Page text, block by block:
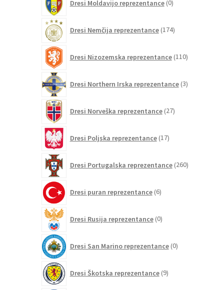
Dresi Moldavijo reprezentance 0izdelkov
Dresi Nemčija reprezentance 174izdelkov
Dresi Nizozemska reprezentance 110izdelkov
Dresi Northern Irska reprezentance 3izdelki
Dresi Norveška reprezentance 27izdelkov
Dresi Poljska reprezentance 17izdelkov
Dresi Portugalska reprezentance 260izdelkov
Dresi puran reprezentance 6izdelkov
Dresi Rusija reprezentance 0izdelkov
Dresi San Marino reprezentance 0izdelkov
Dresi Škotska reprezentance 9izdelkov